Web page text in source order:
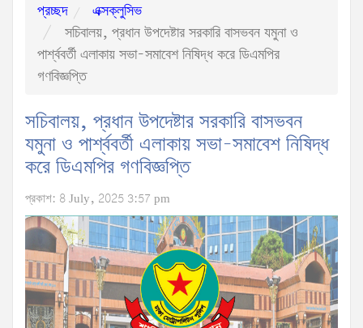
প্রচ্ছদ
এক্সক্লুসিভ
সচিবালয়, প্রধান উপদেষ্টার সরকারি বাসভবন যমুনা ও
পার্শ্ববর্তী এলাকায় সভা-সমাবেশ নিষিদ্ধ করে ডিএমপির
গণবিজ্ঞপ্তি
সচিবালয়, প্রধান উপদেষ্টার সরকারি বাসভবন
যমুনা ও পার্শ্ববর্তী এলাকায় সভা-সমাবেশ নিষিদ্ধ
করে ডিএমপির গণবিজ্ঞপ্তি
প্রকাশ: 8 July, 2025 3:57 pm